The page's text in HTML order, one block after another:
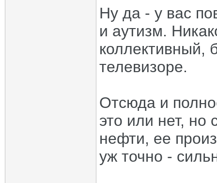
Ну да - у вас
и аутизм.
коллективный,
телевизоре.
Отсюда и
это или нет, но
нефти, ее
уж точно -